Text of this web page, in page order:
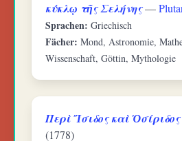
κύκλῳ τῆς Σελήνης—
Sprachen: Griechisch
Fächer: Mond, Astronomie,
Wissenschaft, Göttin, Mythologie
Περὶ Ἴσιδος καὶ Ὀσίριδος
(1778)